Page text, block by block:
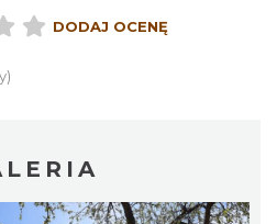
DODAJ OCENĘ